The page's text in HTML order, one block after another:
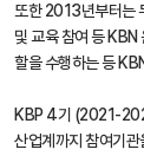
또한 2013년부터는
및 교육 참여 등 KBN
할을 수행하는 등
KBP 4기 (2021-
산업계까지 참여기